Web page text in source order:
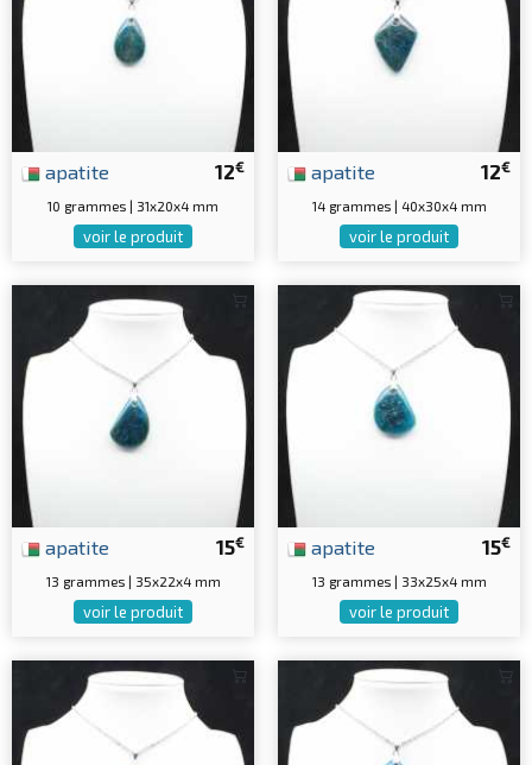
12€
apatite
10 grammes | 31x20x4 mm
voir le produit
12€
apatite
14 grammes | 40x30x4 mm
voir le produit
15€
apatite
13 grammes | 35x22x4 mm
voir le produit
15€
apatite
13 grammes | 33x25x4 mm
voir le produit